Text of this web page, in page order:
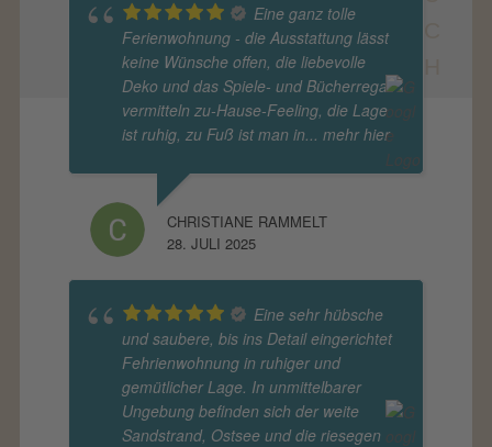
Eine ganz tolle
Ferienwohnung - die Ausstattung lässt
keine Wünsche offen, die liebevolle
Deko und das Spiele- und Bücherregal
vermitteln zu-Hause-Feeling, die Lage
ist ruhig, zu Fuß ist man in... mehr hier
CHRISTIANE RAMMELT
28. JULI 2025
Eine sehr hübsche
und saubere, bis ins Detail eingerichtet
Fehrienwohnung in ruhiger und
gemütlicher Lage. In unmittelbarer
Ungebung befinden sich der weite
Sandstrand, Ostsee und die riesegen